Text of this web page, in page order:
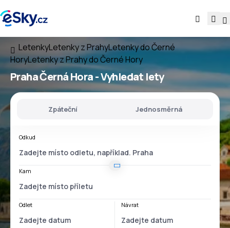
LetenkyLetenky z PrahyLetenky do Černé
HoryLetenky z Prahy do Černé Hory
Praha Černá Hora- Vyhledat lety
Zpáteční Jednosměrná
Odkud
Kam
Odlet Návrat